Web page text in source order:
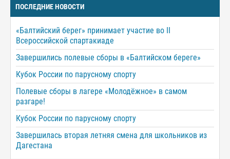
ПОСЛЕДНИЕ НОВОСТИ
«Балтийский берег» принимает участие во II
Всероссийской спартакиаде
Завершились полевые сборы в «Балтийском береге»
Кубок России по парусному спорту
Полевые сборы в лагере «Молодёжное» в самом
разгаре!
Кубок России по парусному спорту
Завершилась вторая летняя смена для школьников из
Дагестана